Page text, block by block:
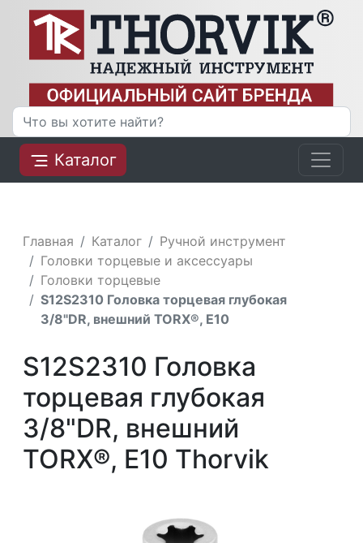
Каталог
Главная Каталог
Ручной инструмент
Головки торцевые и аксессуары
Головки торцевые
S12S2310 Головка торцевая глубокая
3/8"DR, внешний TORX®, Е10
S12S2310 Головка
торцевая глубокая
3/8"DR, внешний
TORX®, Е10 Thorvik